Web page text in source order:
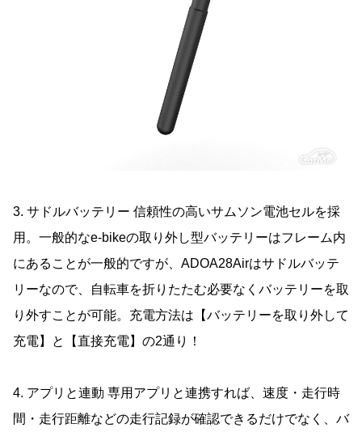
3. サドルバッテリー 信頼性の高いサムソン電池セルを採
用。一般的なe-bikeの取り外し型バッテリーはフレーム内
にあることが一般的ですが、ADOA28Airはサドルバッテ
リーなので、自転車を折りたたむ必要なくバッテリーを取
り外すことが可能。充電方法は【バッテリーを取り外して
充電】と【直接充電】の2通り！
4. アプリと連動 専用アプリと連携すれば、速度・走行時
間・走行距離などの走行記録が確認できるだけでなく、バ